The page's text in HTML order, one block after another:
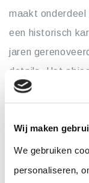
Wij maken
We gebruiken
personaliseren,
maakt
een historisch
jaren
details. Het
van de snelweg
FC Mining
natuursteen en